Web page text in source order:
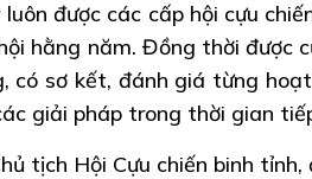
được các cấp hội cựu
hằng năm. Đồng thời được
có sơ kết, đánh giá từng
giải pháp trong thời gian
tịch Hội Cựu chiến binh